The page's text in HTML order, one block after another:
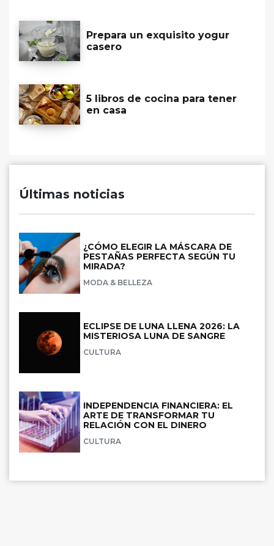
Prepara un exquisito yogur
casero
5 libros de cocina para tener
en casa
Últimas noticias
¿CÓMO ELEGIR LA MÁSCARA DE
PESTAÑAS PERFECTA SEGÚN TU
MIRADA?
MODA & BELLEZA
ECLIPSE DE LUNA LLENA 2026: LA
MISTERIOSA LUNA DE SANGRE
CULTURA
INDEPENDENCIA FINANCIERA: EL
ARTE DE TRANSFORMAR TU
RELACIÓN CON EL DINERO
CULTURA